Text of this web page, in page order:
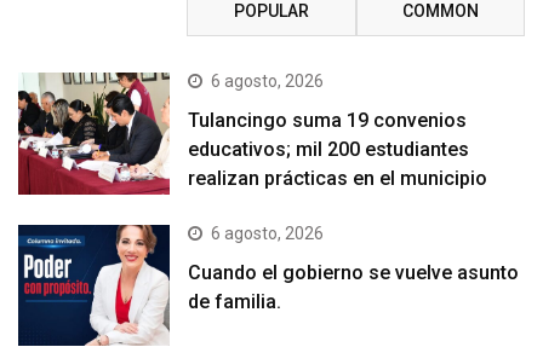
POPULAR COMMON
6 agosto, 2026
Tulancingo suma 19 convenios
educativos; mil 200 estudiantes
realizan prácticas en el municipio
6 agosto, 2026
Cuando el gobierno se vuelve asunto
de familia.